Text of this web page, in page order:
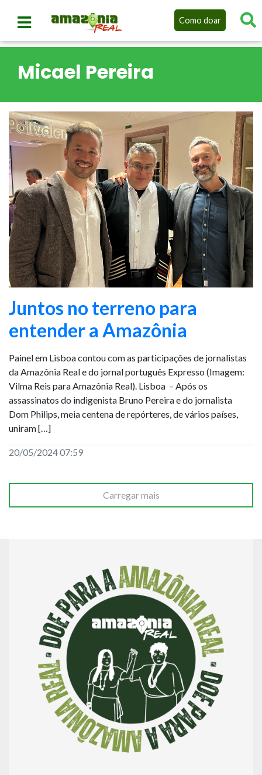
Como doar
Micael Pereira
Juntos no terreno para
entender a Amazônia
Painel em Lisboa contou com as participações de jornalistas
da Amazônia Real e do jornal português Expresso (Imagem:
Vilma Reis para Amazônia Real). Lisboa – Após os
assassinatos do indigenista Bruno Pereira e do jornalista
Dom Philips, meia centena de repórteres, de vários países,
uniram […]
20/05/2024 07:59
Carregar mais